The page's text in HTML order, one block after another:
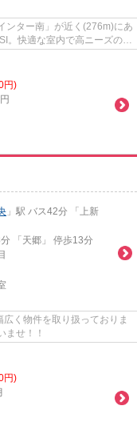
ンター南」が近く(276m)にあ
。快適な室内で高ニーズの平
円)
」駅 バス42分 「上新
「天郷」 停歩13分
く物件を取り扱っておりま
ませ！！
円)